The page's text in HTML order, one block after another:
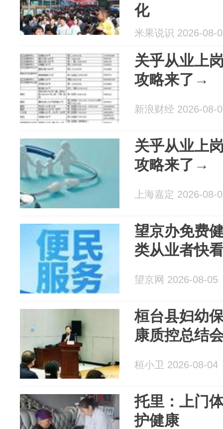
化
米果说识 2026-08-
关乎从业上
攻略来了→
新浪财经 2026-08-
关乎从业上
攻略来了→
上海嘉定 2026-08-
望京办免费
类从业者快
望京网 2026-08-05
桓台县妇幼
康质控总结
桓小卫 2026-08-04
托里：上门
护健康